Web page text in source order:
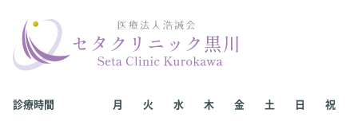
診療時間 月 火 水 木 金 土 日 祝